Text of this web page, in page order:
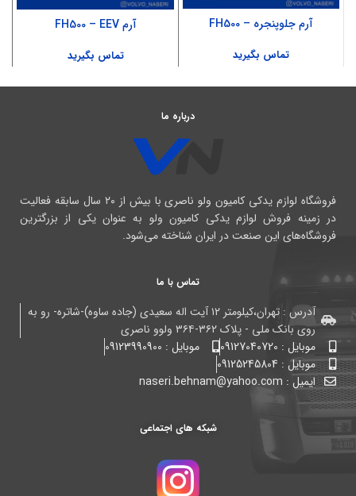
آرم جلوپنجره – FH500
تماس بگیرید
آرم FH500 – EEV
تماس بگیرید
درباره ما
فروشگاه لوازم یدکی کامیون ولو ناصری با بیش از ۲۰ سال سابقه فعالیت
در زمینه فروش لوازم یدکی کامیون ولو به عنوان یکی از بزرگترین
فروشگاه‌های این صنعت در ایران شناخته می‌شود.
تماس با ما
آدرس : تهران،کیلومتر ۱۲ آیت اله سعیدی (جاده ساوه)-شاتره- رو به
روی بانک ملی - پلاک ۳۶۲-۳۶۴ ولوو ناصری
موبایل : 09127040720
موبایل : 09123990900
موبایل : 09125245804
ایمیل : naseri.behnam@yahoo.com
شبکه های اجتماعی